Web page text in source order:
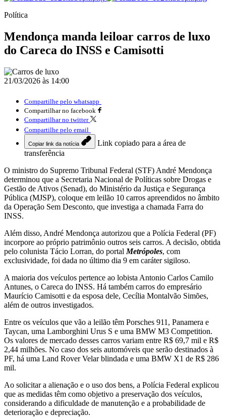
Política
Mendonça manda leiloar carros de luxo
do Careca do INSS e Camisotti
21/03/2026 às 14:00
Compartilhe pelo whatsapp
Compartilhar no facebook
Compartilhar no twitter
Compartilhe pelo email
Copiar link da notícia
Link copiado para a área de
transferência
O ministro do Supremo Tribunal Federal (STF) André Mendonça
determinou que a Secretaria Nacional de Políticas sobre Drogas e
Gestão de Ativos (Senad), do Ministério da Justiça e Segurança
Pública (MJSP), coloque em leilão 10 carros apreendidos no âmbito
da Operação Sem Desconto, que investiga a chamada Farra do
INSS.
Além disso, André Mendonça autorizou que a Polícia Federal (PF)
incorpore ao próprio patrimônio outros seis carros. A decisão, obtida
pelo colunista Tácio Lorran, do portal Metrópoles, com
exclusividade, foi dada no último dia 9 em caráter sigiloso.
A maioria dos veículos pertence ao lobista Antonio Carlos Camilo
Antunes, o Careca do INSS. Há também carros do empresário
Maurício Camisotti e da esposa dele, Cecília Montalvão Simões,
além de outros investigados.
Entre os veículos que vão a leilão têm Porsches 911, Panamera e
Taycan, uma Lamborghini Urus S e uma BMW M3 Competition.
Os valores de mercado desses carros variam entre R$ 69,7 mil e R$
2,44 milhões. No caso dos seis automóveis que serão destinados à
PF, há uma Land Rover Velar blindada e uma BMW X1 de R$ 286
mil.
Ao solicitar a alienação e o uso dos bens, a Polícia Federal explicou
que as medidas têm como objetivo a preservação dos veículos,
considerando a dificuldade de manutenção e a probabilidade de
deterioração e depreciação.